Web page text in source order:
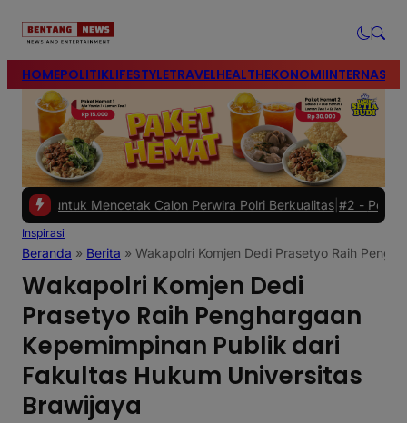
HOMEPOLITIKLIFESTYLETRAVELHEALTHEKONOMI
Mencetak Calon Perwira Polri Berkualitas| #2 -Polres Brebes
Inspirasi
Beranda » Berita » Wakapolri Komjen Dedi Prasetyo Raih
Wakapolri Komjen Dedi
Prasetyo Raih Penghargaan
Kepemimpinan Publik dari
Fakultas Hukum Universitas
Brawijaya